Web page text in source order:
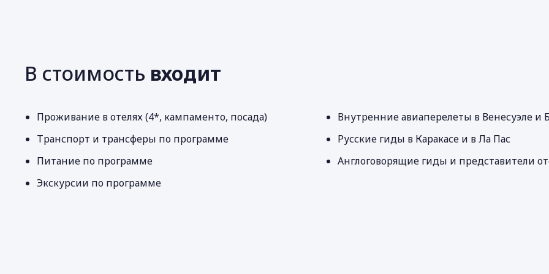
В стоимость входит
Проживание в отелях (4*, кампаменто, посада)
Транспорт и трансферы по программе
Питание по программе
Экскурсии по программе
Внутренние авиаперелеты в Венесуэле и
Русские гиды в Каракасе и в Ла Пас
Англоговорящие гиды и представители